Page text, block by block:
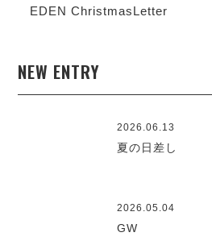
EDEN ChristmasLetter
NEW ENTRY
2026.06.13
夏の日差し
2026.05.04
GW